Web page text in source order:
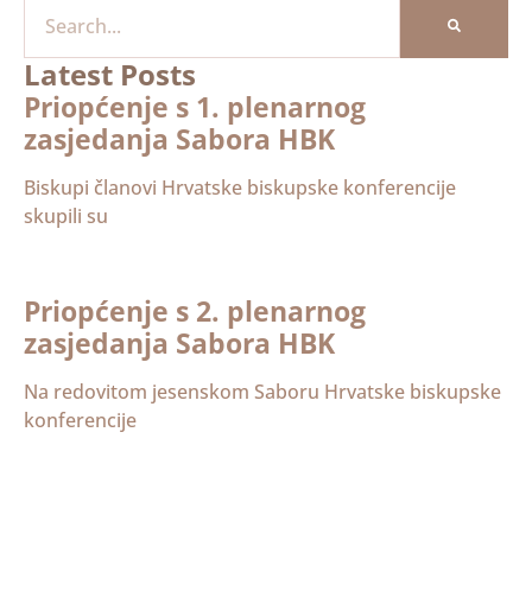
Latest Posts
Priopćenje s 1. plenarnog
zasjedanja Sabora HBK
Biskupi članovi Hrvatske biskupske konferencije
skupili su
Priopćenje s 2. plenarnog
zasjedanja Sabora HBK
Na redovitom jesenskom Saboru Hrvatske biskupske
konferencije